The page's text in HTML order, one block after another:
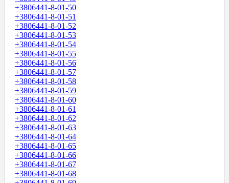
+3806441-8-01-50
+3806441-8-01-51
+3806441-8-01-52
+3806441-8-01-53
+3806441-8-01-54
+3806441-8-01-55
+3806441-8-01-56
+3806441-8-01-57
+3806441-8-01-58
+3806441-8-01-59
+3806441-8-01-60
+3806441-8-01-61
+3806441-8-01-62
+3806441-8-01-63
+3806441-8-01-64
+3806441-8-01-65
+3806441-8-01-66
+3806441-8-01-67
+3806441-8-01-68